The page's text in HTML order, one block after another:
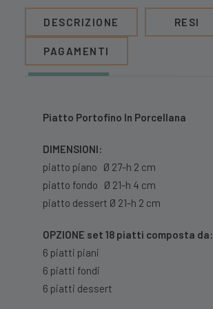
DESCRIZIONE RESI
PAGAMENTI
Piatto Portofino In Porcellana
DIMENSIONI:
piatto piano Ø 27-h 2 cm
piatto fondo Ø 21-h 4 cm
piatto dessert Ø 21-h 2 cm
OPZIONE set 18 piatti composta da:
6 piatti piani
6 piatti fondi
6 piatti dessert